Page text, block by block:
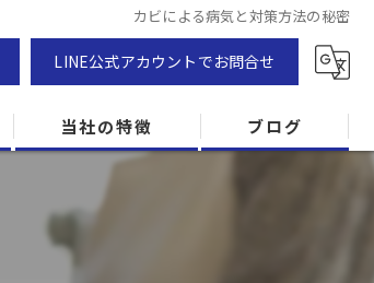
カビによる病気と対策方法の秘密
LINE公式アカウントでお問合せ
当社の特徴
防カビ
ブログ